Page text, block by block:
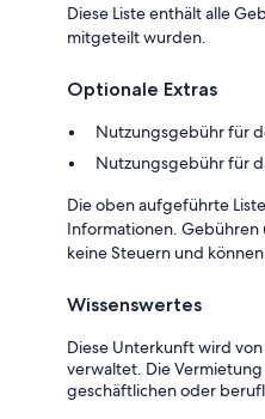
Diese Liste enthält alle
mitgeteilt wurden.
Optionale Extras
Nutzungsgebühr für
Nutzungsgebühr für
Die oben aufgeführte
Informationen.
keine Steuern und
Wissenswertes
Diese Unterkunft wird
verwaltet. Die
geschäftlichen oder